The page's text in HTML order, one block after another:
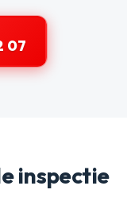
07
inspectie